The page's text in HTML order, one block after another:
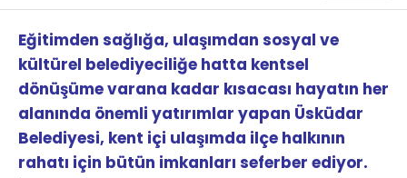
Eğitimden sağlığa, ulaşımdan sosyal ve
kültürel belediyeciliğe hatta kentsel
dönüşüme varana kadar kısacası hayatın her
alanında önemli yatırımlar yapan Üsküdar
Belediyesi, kent içi ulaşımda ilçe halkının
rahatı için bütün imkanları seferber ediyor.